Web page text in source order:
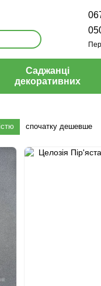
Саджанці
декоративних
спочатку дешевше